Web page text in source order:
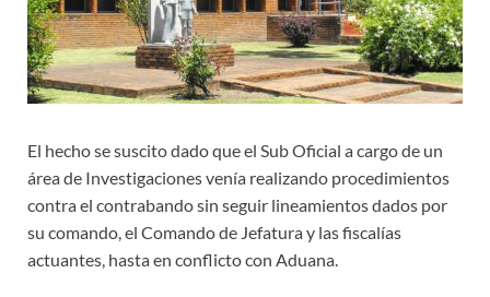
El hecho se suscito dado que el Sub Oficial a cargo de un
área de Investigaciones venía realizando procedimientos
contra el contrabando sin seguir lineamientos dados por
su comando, el Comando de Jefatura y las fiscalías
actuantes, hasta en conflicto con Aduana.